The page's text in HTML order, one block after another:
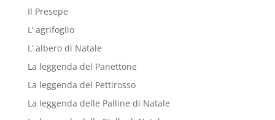
Il Presepe
L’ agrifoglio
L’ albero di Natale
La leggenda del Panettone
La leggenda del Pettirosso
La leggenda delle Palline di Natale